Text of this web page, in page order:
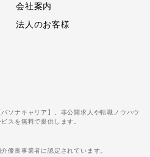
会社案内
法人のお客様
ソナキャリア】。非公開求人や転職ノウハウ
スを無料で提供します。
優良事業者に認定されています。